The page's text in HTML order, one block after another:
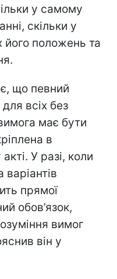
у самому
скільки у
його положень та
що певний
всіх без
має бути
в
У разі, коли
прямої
обов’язок,
вимог
він у